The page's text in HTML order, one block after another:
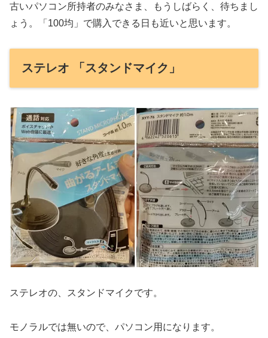
古いパソコン所持者のみなさま、もうしばらく、待ちまし
ょう。「100均」で購入できる日も近いと思います。
ステレオ 「スタンドマイク」
ステレオの、スタンドマイクです。
モノラルでは無いので、パソコン用になります。